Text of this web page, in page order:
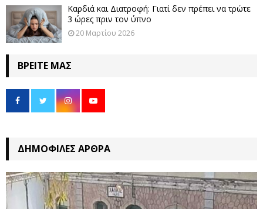
Καρδιά και Διατροφή: Γιατί δεν πρέπει να τρώτε
3 ώρες πριν τον ύπνο
20 Μαρτίου 2026
ΒΡΕΊΤΕ ΜΑΣ
ΔΗΜΟΦΙΛΈΣ ΆΡΘΡΑ